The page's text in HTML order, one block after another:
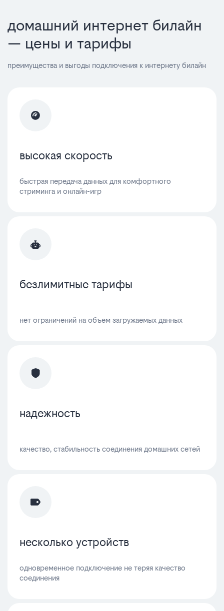
домашний интернет билайн
— цены и тарифы
преимущества и выгоды подключения к интернету билайн
высокая скорость
быстрая передача данных для комфортного
стриминга и онлайн-игр
безлимитные тарифы
нет ограничений на объем загружаемых данных
надежность
качество, стабильность соединения домашних сетей
несколько устройств
одновременное подключение не теряя качество
соединения